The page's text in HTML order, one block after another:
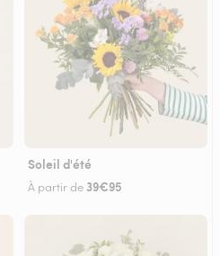
Soleil d'été
À partir de 39€95